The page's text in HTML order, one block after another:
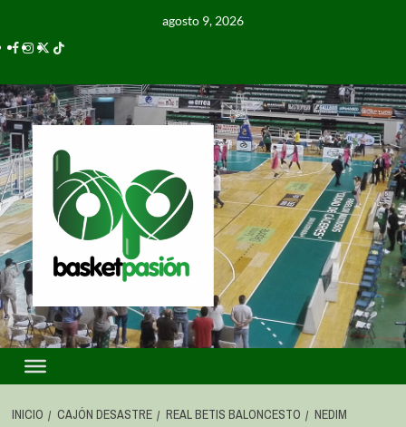
agosto 9, 2026
INICIO CAJÓN DESASTRE REAL BETIS BALONCESTO
NEDIM